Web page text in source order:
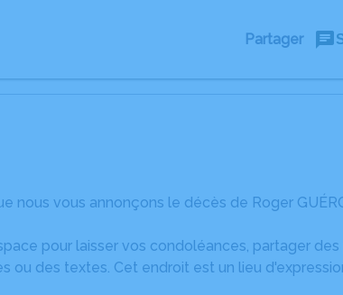
Partager
nous vous annonçons le décès de Roger
pour laisser vos condoléances, partager
ou des textes. Cet endroit est un lieu